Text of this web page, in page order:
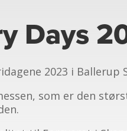
Days
2023 i Ballerup
som er den